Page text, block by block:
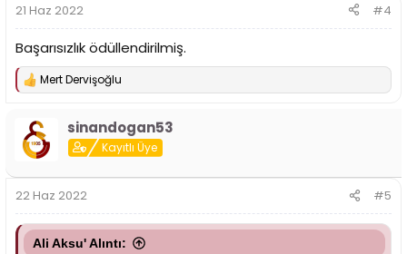
:
21 Haz 2022 #4
Başarısızlık ödüllendirilmiş.
T
i
:
Mert Dervişoğlu
sinandogan53
Kayıtlı Üye
22 Haz 2022 #5
Ali Aksu' Alıntı: